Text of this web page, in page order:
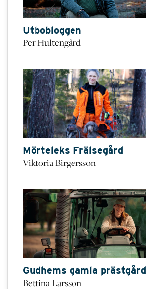
Utbobloggen
Per Hultengård
Mörteleks Frälsegård
Viktoria Birgersson
Gudhems gamla prästgård
Bettina Larsson